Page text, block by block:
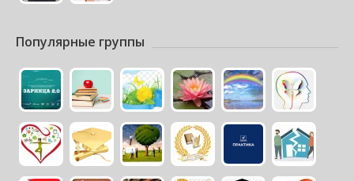
Популярные группы